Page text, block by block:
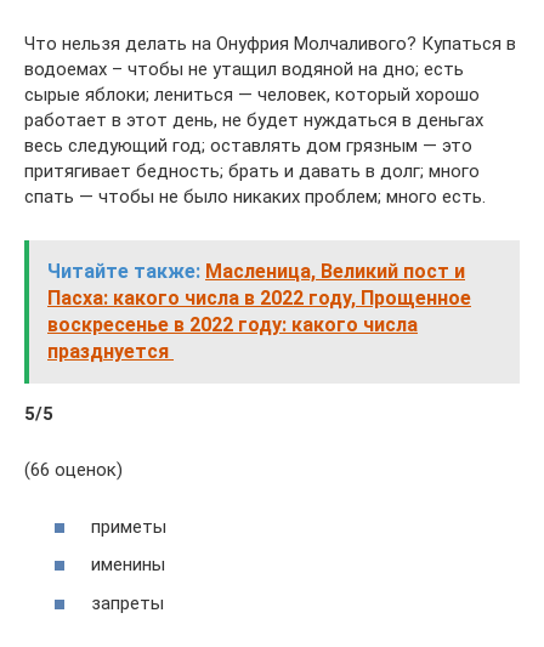
Что нельзя делать на Онуфрия Молчаливого? Купаться в
водоемах – чтобы не утащил водяной на дно; есть
сырые яблоки; лениться — человек, который хорошо
работает в этот день, не будет нуждаться в деньгах
весь следующий год; оставлять дом грязным — это
притягивает бедность; брать и давать в долг; много
спать — чтобы не было никаких проблем; много есть.
Читайте также: Масленица, Великий пост и
Пасха: какого числа в 2022 году, Прощенное
воскресенье в 2022 году: какого числа
празднуется
5/5
(66 оценок)
приметы
именины
запреты